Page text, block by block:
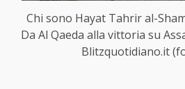
Chi sono Hayat Tahrir al-
Da Al Qaeda alla vittoria su
Blitzquotidiano.it